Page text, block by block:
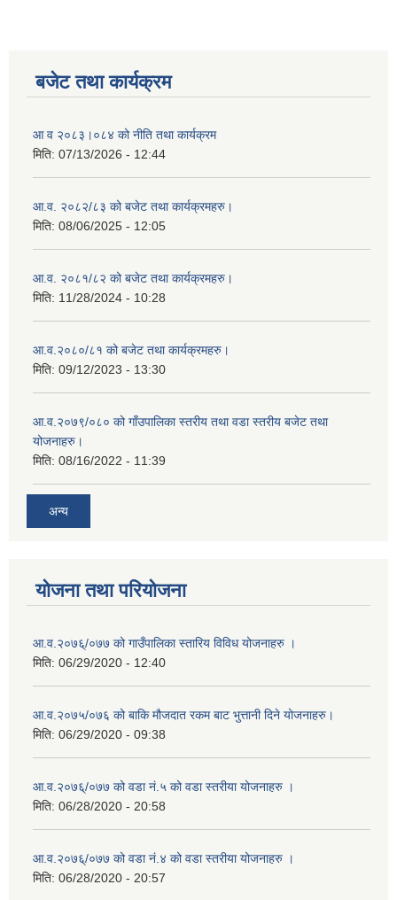
बजेट तथा कार्यक्रम
आ व २०८३।०८४ को नीति तथा कार्यक्रम
मिति: 07/13/2026 - 12:44
आ.व. २०८२/८३ को बजेट तथा कार्यक्रमहरु।
मिति: 08/06/2025 - 12:05
आ.व. २०८१/८२ को बजेट तथा कार्यक्रमहरु।
मिति: 11/28/2024 - 10:28
आ.व.२०८०/८१ को बजेट तथा कार्यक्रमहरु।
मिति: 09/12/2023 - 13:30
आ.व.२०७९/०८० को गाँउपालिका स्तरीय तथा वडा स्तरीय बजेट तथा
योजनाहरु।
मिति: 08/16/2022 - 11:39
अन्य
योजना तथा परियोजना
आ.व.२०७६्/०७७ को गाउँपालिका स्तारिय विविध योजनाहरु ।
मिति: 06/29/2020 - 12:40
आ.व.२०७५/०७६ को बाकि मौजदात रकम बाट भुत्तानी दिने योजनाहरु।
मिति: 06/29/2020 - 09:38
आ.व.२०७६्/०७७ को वडा नं.५ को वडा स्तरीया योजनाहरु ।
मिति: 06/28/2020 - 20:58
आ.व.२०७६्/०७७ को वडा नं.४ को वडा स्तरीया योजनाहरु ।
मिति: 06/28/2020 - 20:57